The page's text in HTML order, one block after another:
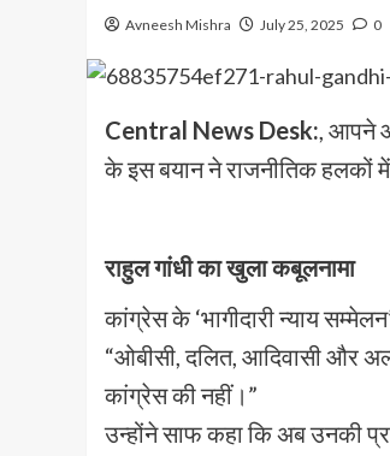
Avneesh Mishra July 25, 2025 0
Central News Desk:, आपने
के इस बयान ने राजनीतिक हलकों
राहुल गांधी का खुला कबूलनामा
कांग्रेस के ‘भागीदारी न्याय
“ओबीसी, दलित, आदिवासी और
कांग्रेस की नहीं।”
उन्होंने साफ कहा कि अब उनकी